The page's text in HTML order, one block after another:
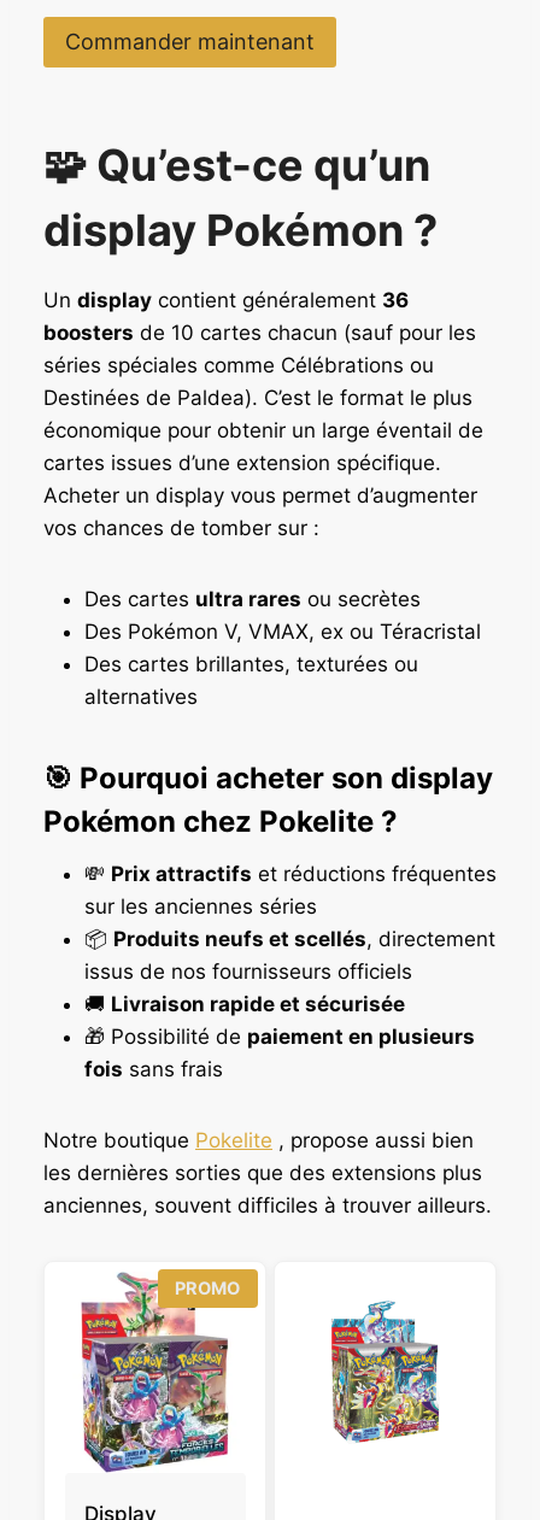
Commander maintenant
🧩 Qu’est-ce qu’un
display Pokémon ?
Un display contient généralement 36
boosters de 10 cartes chacun (sauf pour les
séries spéciales comme Célébrations ou
Destinées de Paldea). C’est le format le plus
économique pour obtenir un large éventail de
cartes issues d’une extension spécifique.
Acheter un display vous permet d’augmenter
vos chances de tomber sur :
Des cartes ultra rares ou secrètes
Des Pokémon V, VMAX, ex ou Téracristal
Des cartes brillantes, texturées ou
alternatives
🎯 Pourquoi acheter son display
Pokémon chez Pokelite ?
💸 Prix attractifs et réductions fréquentes
sur les anciennes séries
📦 Produits neufs et scellés, directement
issus de nos fournisseurs officiels
🚚 Livraison rapide et sécurisée
🎁 Possibilité de paiement en plusieurs
fois sans frais
Notre boutique Pokelite , propose aussi bien
les dernières sorties que des extensions plus
anciennes, souvent difficiles à trouver ailleurs.
PROMOP
R
Display